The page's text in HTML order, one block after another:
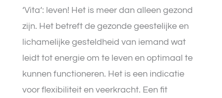
‘Vita‘: leven! Het is meer dan alleen gezond
zijn. Het betreft de gezonde geestelijke en
lichamelijke gesteldheid van iemand wat
leidt tot energie om te leven en optimaal te
kunnen functioneren. Het is een indicatie
voor flexibiliteit en veerkracht. Een fit